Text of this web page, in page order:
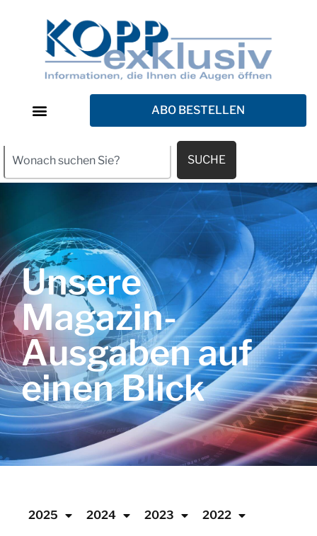
ABO BESTELLEN
SUCHE
Unsere
Magazin-
Ausgaben auf
einen Blick
2025 2024 2023 2022